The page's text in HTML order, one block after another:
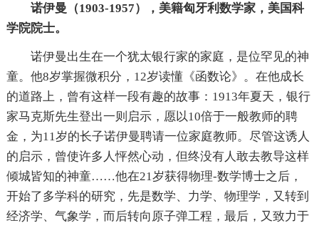
诺伊曼（1903-1957），美籍匈牙利数学家，美国科
学院院士。
诺伊曼出生在一个犹太银行家的家庭，是位罕见的神
童。他8岁掌握微积分，12岁读懂《函数论》。在他成长
的道路上，曾有这样一段有趣的故事：1913年夏天，银行
家马克斯先生登出一则启示，愿以10倍于一般教师的聘
金，为11岁的长子诺伊曼聘请一位家庭教师。尽管这诱人
的启示，曾使许多人怦然心动，但终没有人敢去教导这样
倾城皆知的神童……他在21岁获得物理-数学博士之后，
开始了多学科的研究，先是数学、力学、物理学，又转到
经济学、气象学，而后转向原子弹工程，最后，又致力于